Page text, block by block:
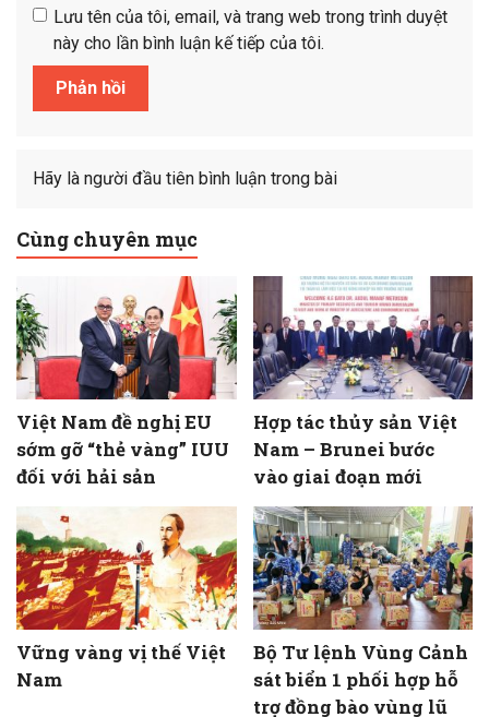
Lưu tên của tôi, email, và trang web trong trình duyệt
này cho lần bình luận kế tiếp của tôi.
Hãy là người đầu tiên bình luận trong bài
Cùng chuyên mục
Việt Nam đề nghị EU
sớm gỡ “thẻ vàng” IUU
đối với hải sản
Hợp tác thủy sản Việt
Nam – Brunei bước
vào giai đoạn mới
Vững vàng vị thế Việt
Nam
Bộ Tư lệnh Vùng Cảnh
sát biển 1 phối hợp hỗ
trợ đồng bào vùng lũ